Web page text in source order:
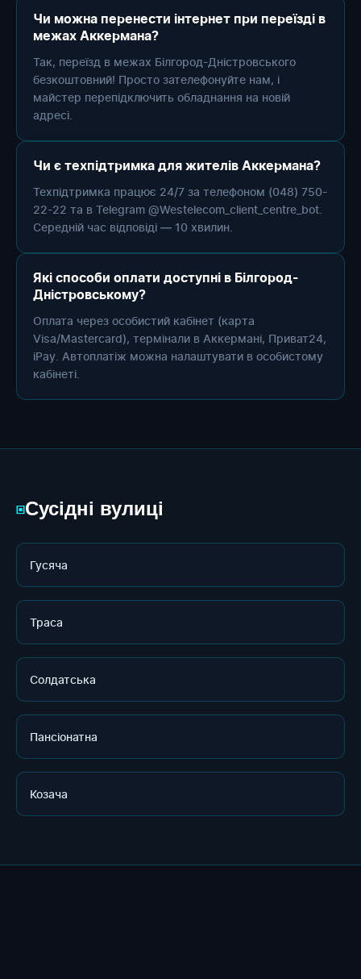
Чи можна перенести інтернет при переїзді в
межах Аккермана?
Так, переїзд в межах Білгород-Дністровського
безкоштовний! Просто зателефонуйте нам, і
майстер перепідключить обладнання на новій
адресі.
Чи є техпідтримка для жителів Аккермана?
Техпідтримка працює 24/7 за телефоном (048) 750-
22-22 та в Telegram @Westelecom_client_centre_bot.
Середній час відповіді — 10 хвилин.
Які способи оплати доступні в Білгород-
Дністровському?
Оплата через особистий кабінет (карта
Visa/Mastercard), термінали в Аккермані, Приват24,
iPay. Автоплатіж можна налаштувати в особистому
кабінеті.
▣Сусідні вулиці
Гусяча
Траса
Солдатська
Пансіонатна
Козача